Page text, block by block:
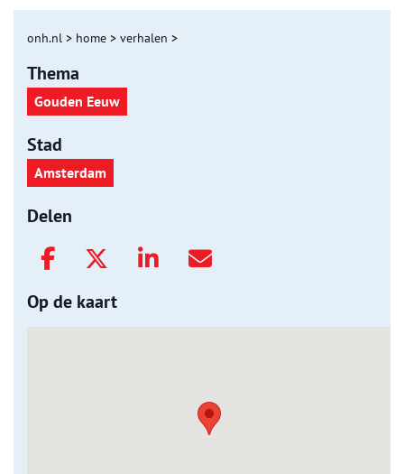
onh.nl > home > verhalen >
Thema
Gouden Eeuw
Stad
Amsterdam
Delen
Op de kaart